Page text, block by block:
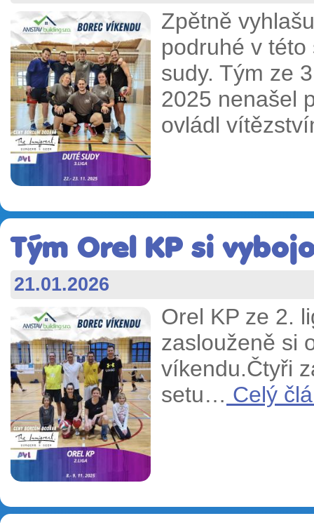
Zpětně
podruhé v
sudy. Tým ze
2025 nenašel
ovládl
Tým Orel KP si
21.01.2026
Orel KP ze 2.
zaslouženě si
víkendu.Čtyři
setu… Celý